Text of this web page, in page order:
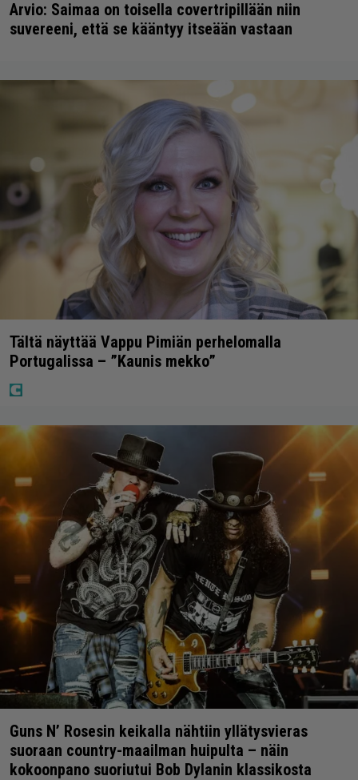
Arvio: Saimaa on toisella covertripillään niin
suvereeni, että se kääntyy itseään vastaan
Tältä näyttää Vappu Pimiän perhelomalla
Portugalissa – ”Kaunis mekko”
Guns N’ Rosesin keikalla nähtiin yllätysvieras
suoraan country-maailman huipulta – näin
kokoonpano suoriutui Bob Dylanin klassikosta